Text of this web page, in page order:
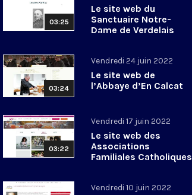
03:25
Le site web du
Sanctuaire Notre-
Dame de Verdelais
03:24
Vendredi 24 juin 2022
Le site web de
l’Abbaye d’En Calcat
03:22
Vendredi 17 juin 2022
Le site web des
Associations
Familiales Catholiques
Vendredi 10 juin 2022